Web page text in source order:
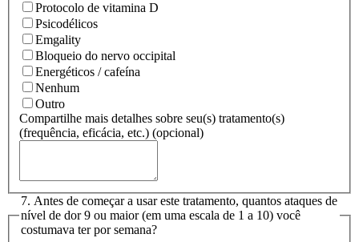
Protocolo de vitamina D
Psicodélicos
Emgality
Bloqueio do nervo occipital
Energéticos / cafeína
Nenhum
Outro
Compartilhe mais detalhes sobre seu(s) tratamento(s)
(frequência, eficácia, etc.) (opcional)
7. Antes de começar a usar este tratamento, quantos ataques de
nível de dor 9 ou maior (em uma escala de 1 a 10) você
costumava ter por semana?